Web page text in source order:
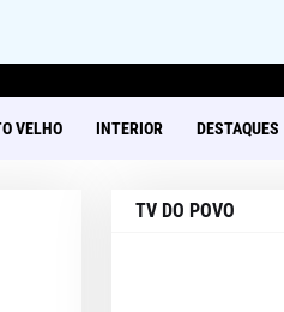
VELHO INTERIOR DESTAQUES
TV DO POVO